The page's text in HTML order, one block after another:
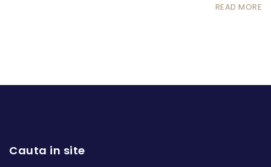
READ MORE
Cauta in site